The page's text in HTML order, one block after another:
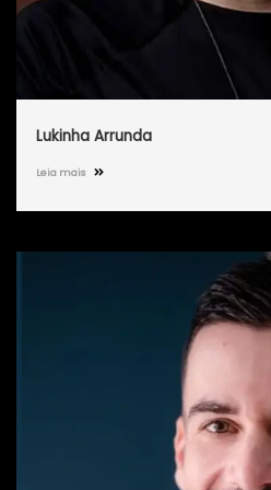
Lukinha Arrunda
Leia mais